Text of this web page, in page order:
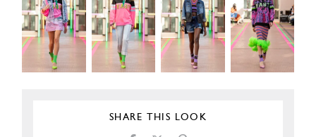
SHARE THIS LOOK